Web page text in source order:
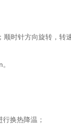
时针方向旋转，转
换热降温；